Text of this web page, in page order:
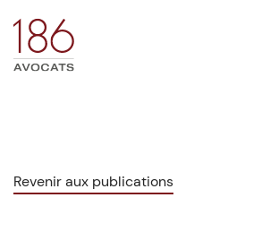
Revenir aux publications